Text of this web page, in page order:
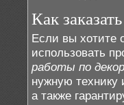
Как
Если вы хотите
использовать
работы по
нужную технику
а также